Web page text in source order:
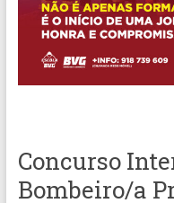
Concurso
Bombeiro/a